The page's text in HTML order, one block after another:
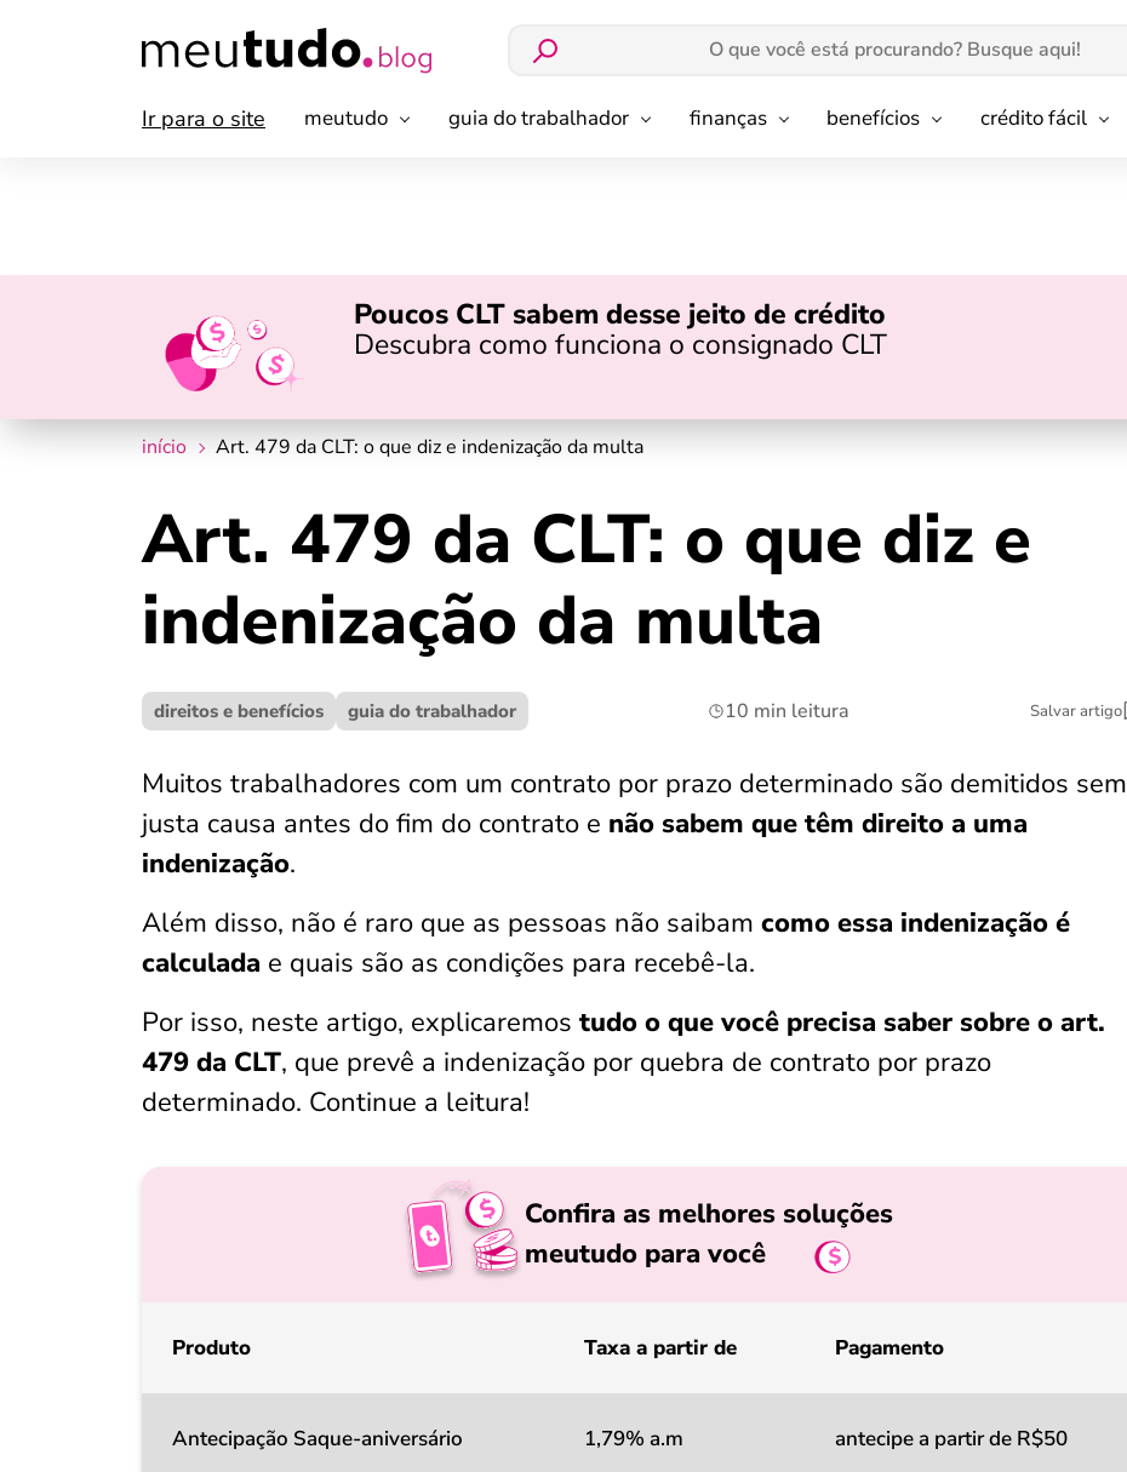
Ir para o site meutudo guia do trabalhador finanças benefícios crédito fácil
Poucos CLT sabem desse jeito de crédito
Descubra como funciona o consignado CLT
início Art. 479 da CLT: o que diz e indenização da multa
Art. 479 da CLT: o que diz e
indenização da multa
direitos e benefícios guia do trabalhador 10 min leitura Salvar artigo
Muitos trabalhadores com um contrato por prazo determinado são demitidos sem
justa causa antes do fim do contrato e não sabem que têm direito a uma
indenização.
Além disso, não é raro que as pessoas não saibam como essa indenização é
calculada e quais são as condições para recebê-la.
Por isso, neste artigo, explicaremos tudo o que você precisa saber sobre o art.
479 da CLT, que prevê a indenização por quebra de contrato por prazo
determinado. Continue a leitura!
Confira as melhores soluções
meutudo para você
Produto Taxa a partir de Pagamento
Antecipação Saque-aniversário 1,79% a.m antecipe a partir de R$50